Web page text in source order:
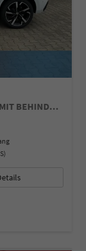
Selection *ANGEBOT FÜR MENSCHEN MIT BEHINDERUNG AB 50%! 1.0 TSI 95PS, Klimaanlage, Sitzheizung, Parksensoren hinten, LED-Scheinwerfer, Tempomat, Infotainment 8", Virtual Cockpit Nebelscheinwerfer, Dachreling